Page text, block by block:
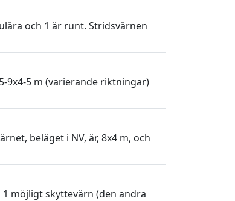
och 1 är runt. Stridsvärnen
9x4-5 m (varierande riktningar)
beläget i NV, är, 8x4 m, och
1 möjligt skyttevärn (den andra